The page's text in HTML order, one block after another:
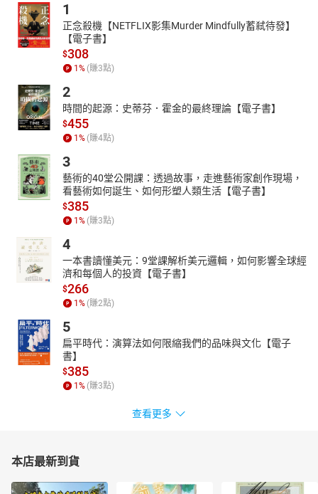
1
正念殺機【NETFLIX影集Murder Mindfully蓄弒待發】
【電子書】
$308
1 % (賺3點)
2
時間的起源：史蒂芬．霍金的最終理論【電子書】
$455
1 % (賺4點)
3
藝術的40堂公開課：透過故事，走進藝術家創作現場，
看藝術如何誕生、如何形塑人類生活【電子書】
$385
1 % (賺3點)
4
一本書讀懂美元：9堂課解析美元邏輯，如何影響全球經
濟和每個人的投資【電子書】
$266
1 % (賺2點)
5
扁平時代：演算法如何限縮我們的品味與文化【電子
書】
$385
1 % (賺3點)
查看更多
本店最新到貨